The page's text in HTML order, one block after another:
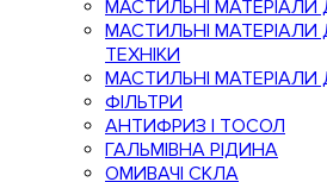
МАСТИЛЬНІ МАТЕРІАЛИ
МАСТИЛЬНІ
ТЕХНІКИ
МАСТИЛЬНІ МАТЕРІАЛИ
ФІЛЬТРИ
АНТИФРИЗ І ТОСОЛ
ГАЛЬМІВНА РІДИНА
ОМИВАЧІ СКЛА